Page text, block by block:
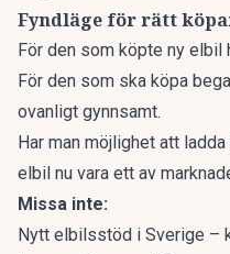
Fyndläge för rätt
För den som köpte ny elbil
För den som ska köpa
ovanligt gynnsamt.
Har man möjlighet att
elbil nu vara ett av
Missa inte:
Nytt elbilsstöd i Sverige –